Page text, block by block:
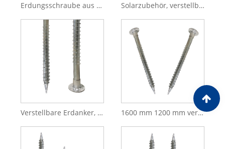
Erdungsschraube aus Kohlenstoffstahl HDG Q235 für Solarmontagesystem Solarzubehör, verstellbare Erdungsschraube aus Kohlenstoffstahl und Metall für Solaranlagen
Verstellbare Erdanker, Fundamentpfahl, verzinkte Solar-Erdschraube 1600 mm 1200 mm verstellbares Solar-Montagesystem HDG Erdungsschrauben